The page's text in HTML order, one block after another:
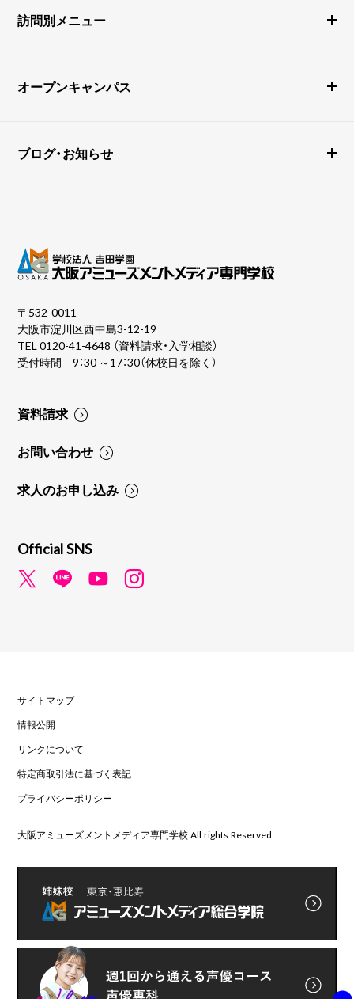
訪問別メニュー
オープンキャンパス
ブログ・お知らせ
〒532-0011
大阪市淀川区西中島3-12-19
TEL0120-41-4648 （資料請求・入学相談）
受付時間 9：30 ～17：30（休校日を除く）
資料請求
お問い合わせ
求人のお申し込み
Official SNS
サイトマップ
情報公開
リンクについて
特定商取引法に基づく表記
プライバシーポリシー
大阪アミューズメントメディア専門学校 All rights Reserved.